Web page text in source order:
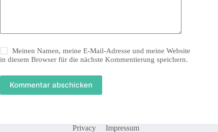
Meinen Namen, meine E-Mail-Adresse und meine Website
in diesem Browser für die nächste Kommentierung speichern.
Kommentar abschicken
Privacy Impressum